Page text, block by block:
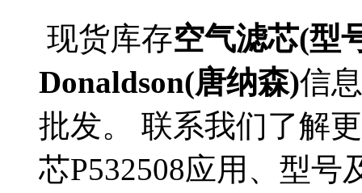
现货库存空气滤芯(型
Donaldson(唐纳森)信
批发。 联系我们了解
芯P532508应用、型号